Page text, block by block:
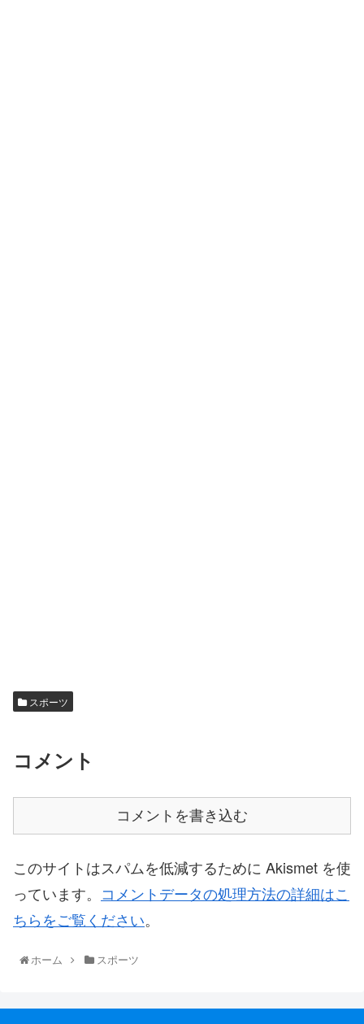
スポーツ
コメント
コメントを書き込む
このサイトはスパムを低減するために Akismet を使
っています。 コメントデータの処理方法の詳細はこ
ちらをご覧ください。
ホーム スポーツ